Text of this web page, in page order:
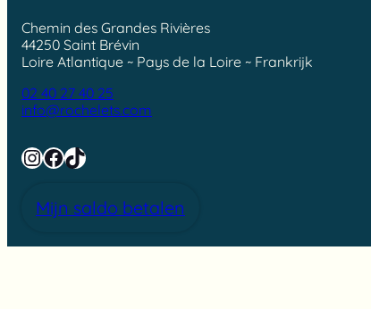
Chemin des Grandes Rivières
44250 Saint Brévin
Loire Atlantique ~ Pays de la Loire ~ Frankrijk
02 40 27 40 25
info@rochelets.com
Instagram
Facebook
TikTok
Mijn saldo betalen